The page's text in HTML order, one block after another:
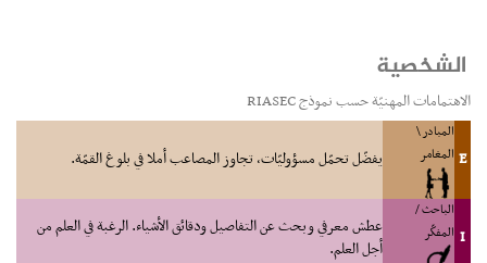
الشخصية
الاهتمامات المهنيّة حسب نموذج RIASEC
E
المبادر \
المغامر
يفضّل تحمّل مسؤوليّات، تجاوز المصاعب أملا في بلوغ القمّة.
I
الباحث /
المفكّر
عطش معرفي وبحث عن التفاصيل ودقائق الأشياء. الرغبة في العلم من
أجل العلم.